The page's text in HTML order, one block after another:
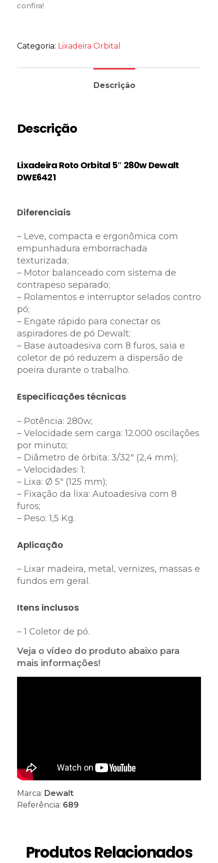
confira!
Categoria: Lixadeira Orbital
Descrição
Descrição
Lixadeira Roto Orbital 5″ 280w Dewalt
DWE6421
Diferenciais
– Leve, compacta e ergonômica com
empunhadura emborrachada
texturizada;
– Motor balanceado com sistema de
contrapeso separado;
– Rolamentos e interruptor selados contro
pó;
– Engate rápido para conectar os
aspiradores de pó Dewalt;
– Base autoadesiva com 8 furos, saia e
coletor de pó reduzem a dispersão de
poeira durante o trabalho.
Especificações técnicas
– Potência: 280w;
– Velocidade sem carga: 12.000 oscilações
por minuto;
– Diâmetro de órbita: 3/32″ (2,4 mm);
– Velocidades: 1;
– Lixa: Ø 5″ (125 mm);
– Fixação da lixa: Autoadesiva com 8
furos;
– Peso: 1,5 Kg.
Aplicação
– Lixar madeira, metal, vernizes, massas e
fundos em geral.
Itens inclusos
– 1 Coletor de pó.
Veja o vídeo do produto abaixo para
mais informações!
Marca: Dewalt
Referência: 689
Produtos Relacionados